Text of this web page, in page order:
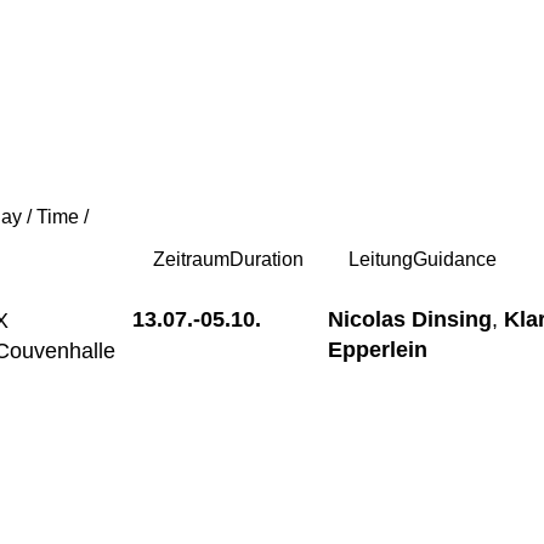
/ Time /
ZeitraumDuration LeitungGuidance
13.07.-05.10. Nicolas Dinsing,
Epperlein